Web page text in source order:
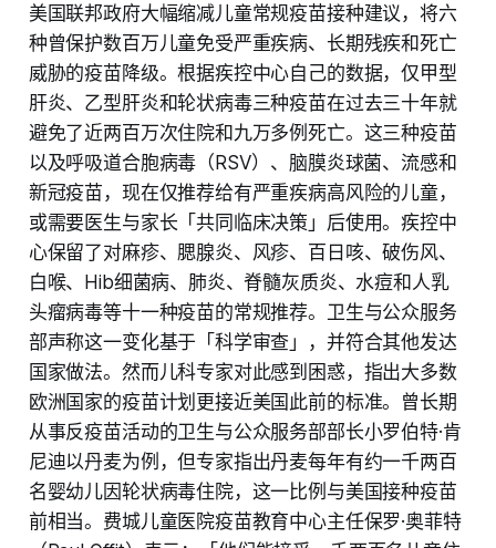
美国联邦政府大幅缩减儿童常规疫苗接种建议，将六
种曾保护数百万儿童免受严重疾病、长期残疾和死亡
威胁的疫苗降级。根据疾控中心自己的数据，仅甲型
肝炎、乙型肝炎和轮状病毒三种疫苗在过去三十年就
避免了近两百万次住院和九万多例死亡。这三种疫苗
以及呼吸道合胞病毒（RSV）、脑膜炎球菌、流感和
新冠疫苗，现在仅推荐给有严重疾病高风险的儿童，
或需要医生与家长「共同临床决策」后使用。疾控中
心保留了对麻疹、腮腺炎、风疹、百日咳、破伤风、
白喉、Hib细菌病、肺炎、脊髓灰质炎、水痘和人乳
头瘤病毒等十一种疫苗的常规推荐。卫生与公众服务
部声称这一变化基于「科学审查」，并符合其他发达
国家做法。然而儿科专家对此感到困惑，指出大多数
欧洲国家的疫苗计划更接近美国此前的标准。曾长期
从事反疫苗活动的卫生与公众服务部部长小罗伯特·肯
尼迪以丹麦为例，但专家指出丹麦每年有约一千两百
名婴幼儿因轮状病毒住院，这一比例与美国接种疫苗
前相当。费城儿童医院疫苗教育中心主任保罗·奥菲特